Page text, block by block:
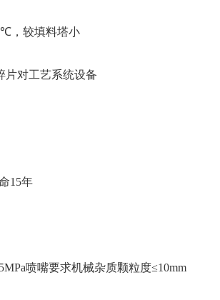
，较填料塔小
片对工艺系统设备
15年
喷嘴要求机械杂质颗粒度≤10mm